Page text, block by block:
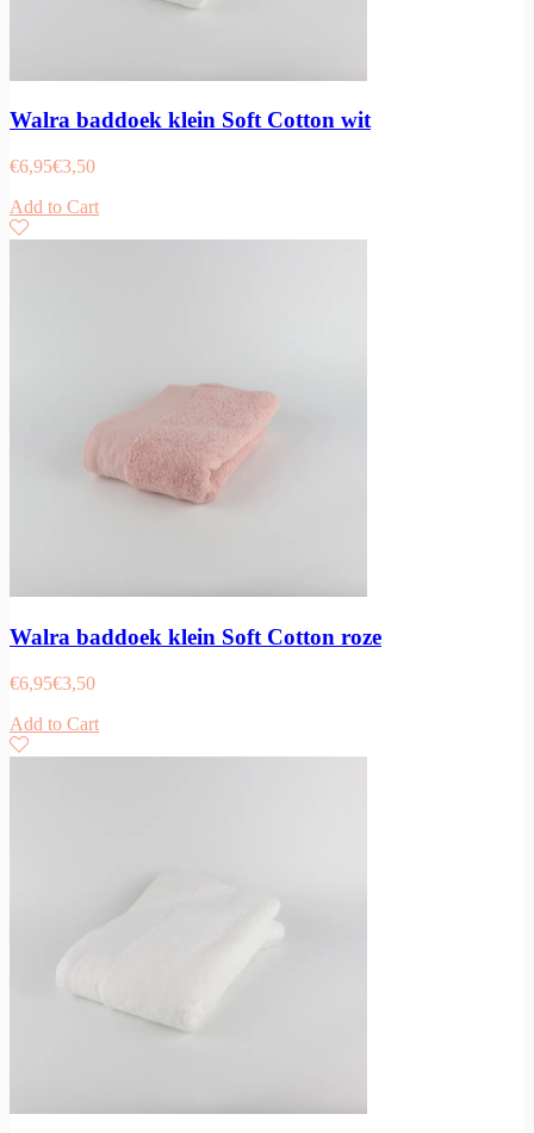
Walra baddoek klein Soft Cotton wit
€6,95€3,50
Add to Cart
Walra baddoek klein Soft Cotton roze
€6,95€3,50
Add to Cart